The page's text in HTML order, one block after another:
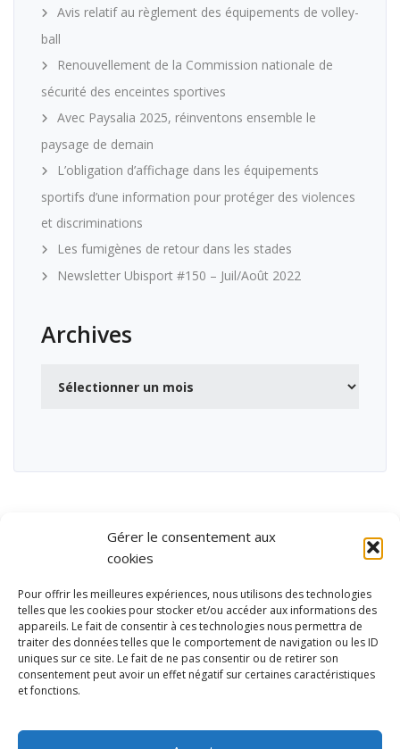
Gérer le consentement aux
cookies
Pour offrir les meilleures expériences, nous utilisons des technologies
telles que les cookies pour stocker et/ou accéder aux informations des
appareils. Le fait de consentir à ces technologies nous permettra de
traiter des données telles que le comportement de navigation ou les ID
uniques sur ce site. Le fait de ne pas consentir ou de retirer son
consentement peut avoir un effet négatif sur certaines caractéristiques
et fonctions.
Avis relatif au règlement des équipements de volley-
ball
Renouvellement de la Commission nationale de
sécurité des enceintes sportives
Avec Paysalia 2025, réinventons ensemble le
paysage de demain
L’obligation d’affichage dans les équipements
sportifs d’une information pour protéger des violences
et discriminations
Les fumigènes de retour dans les stades
Newsletter Ubisport #150 – Juil/Août 2022
Archives
et de loisirs